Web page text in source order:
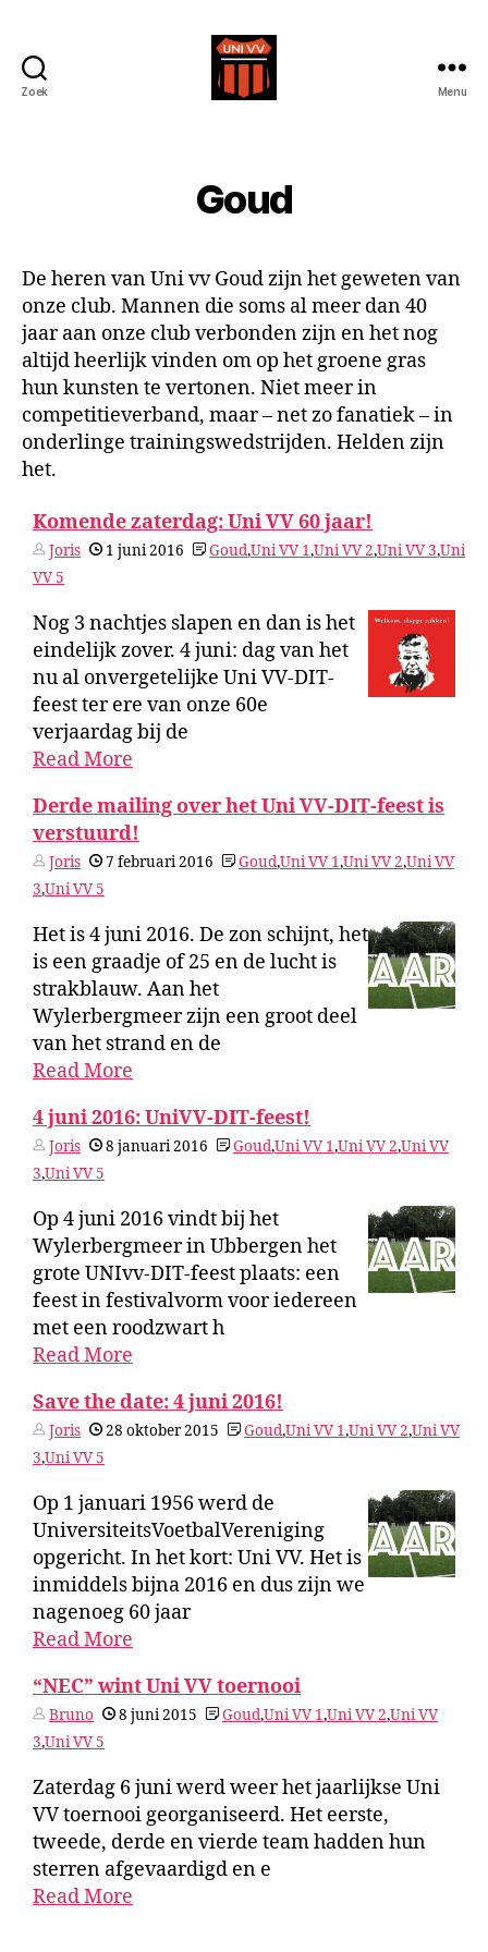
Zoek Menu
Goud
De heren van Uni vv Goud zijn het geweten van
onze club. Mannen die soms al meer dan 40
jaar aan onze club verbonden zijn en het nog
altijd heerlijk vinden om op het groene gras
hun kunsten te vertonen. Niet meer in
competitieverband, maar – net zo fanatiek – in
onderlinge trainingswedstrijden. Helden zijn
het.
Komende zaterdag: Uni VV 60 jaar!
Joris 1 juni 2016 Goud,Uni VV 1,Uni VV 2,Uni VV 3,Uni
VV 5
Nog 3 nachtjes slapen en dan is het
eindelijk zover. 4 juni: dag van het
nu al onvergetelijke Uni VV-DIT-
feest ter ere van onze 60e
verjaardag bij de
Read More
Derde mailing over het Uni VV-DIT-feest is
verstuurd!
Joris 7 februari 2016 Goud,Uni VV 1,Uni VV 2,Uni VV
3,Uni VV 5
Het is 4 juni 2016. De zon schijnt, het
is een graadje of 25 en de lucht is
strakblauw. Aan het
Wylerbergmeer zijn een groot deel
van het strand en de
Read More
4 juni 2016: UniVV-DIT-feest!
Joris 8 januari 2016 Goud,Uni VV 1,Uni VV 2,Uni VV
3,Uni VV 5
Op 4 juni 2016 vindt bij het
Wylerbergmeer in Ubbergen het
grote UNIvv-DIT-feest plaats: een
feest in festivalvorm voor iedereen
met een roodzwart h
Read More
Save the date: 4 juni 2016!
Joris 28 oktober 2015 Goud,Uni VV 1,Uni VV 2,Uni VV
3,Uni VV 5
Op 1 januari 1956 werd de
UniversiteitsVoetbalVereniging
opgericht. In het kort: Uni VV. Het is
inmiddels bijna 2016 en dus zijn we
nagenoeg 60 jaar
Read More
“NEC” wint Uni VV toernooi
Bruno 8 juni 2015 Goud,Uni VV 1,Uni VV 2,Uni VV
3,Uni VV 5
Zaterdag 6 juni werd weer het jaarlijkse Uni
VV toernooi georganiseerd. Het eerste,
tweede, derde en vierde team hadden hun
sterren afgevaardigd en e
Read More